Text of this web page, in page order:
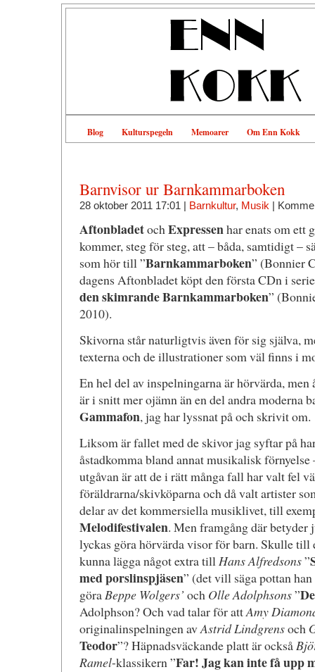
Blog Kulturspegeln Memoarer Om Enn Kokk
Barnvisor ur Barnkammarboken
28 oktober 2011 17:01 | Barnkultur, Musik |
AftonbladetochExpressenhar enats om ett
kommer, steg för steg, att – båda, samtidigt –
som hör till ”Barnkammarboken” (Bonnier
dagens Aftonbladet köpt den första CDn i
den skimrande Barnkammarboken”
2010).
Skivorna står naturligtvis även för sig själva,
texterna och de illustrationer som väl finns i
En hel del av inspelningarna är hörvärda,
är i snitt mer ojämn än en del andra moderna
Gammafon, jag har lyssnat på och skrivit om.
Liksom är fallet med de skivor jag syftar på
åstadkomma bland annat musikalisk
utgåvan är att de i rätt många fall har valt fel
föräldrarna/skivköparna och då valt artister
delar av det kommersiella musiklivet, till
Melodifestivalen. Men framgång där betyder
lyckas göra hörvärda visor för barn. Skulle till
kunna lägga något extra tillHans Alfredsons”
med porslinspjäsen” (det vill säga pottan
göraBeppe Wolgers’ och Olle Adolphsons”
Adolphson? Och vad talar för attAmy
originalinspelningen avAstrid Lindgrensoch
Teodor”? Häpnadsväckande platt är också
Ramel-klassikern ”Far! Jag kan inte få upp